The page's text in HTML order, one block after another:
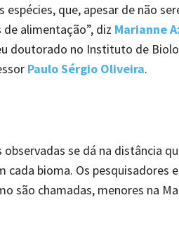
espécies, que, apesar de não
alimentação”, diz Marianne
doutorado no Instituto de
Paulo Sérgio Oliveira.
se dá na distância
cada bioma. Os pesquisadores
são chamadas, menores na